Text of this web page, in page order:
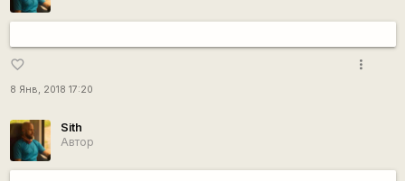
favorite_border
8 Янв, 2018 17:20
more_vert
Sith
Автор